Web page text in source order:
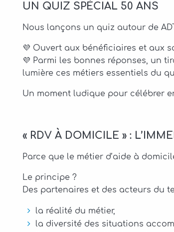
UN QUIZ SPÉCIAL 50 ANS
Nous lançons un quiz autour de
💜 Ouvert aux bénéficiaires et aux
💜 Parmi les bonnes réponses, un
lumière ces métiers essentiels du
Un moment ludique pour célébrer
« RDV À DOMICILE » :
Parce que le métier d’aide à
Le principe ?
Des partenaires et des acteurs du
la réalité du métier,
la diversité des situations